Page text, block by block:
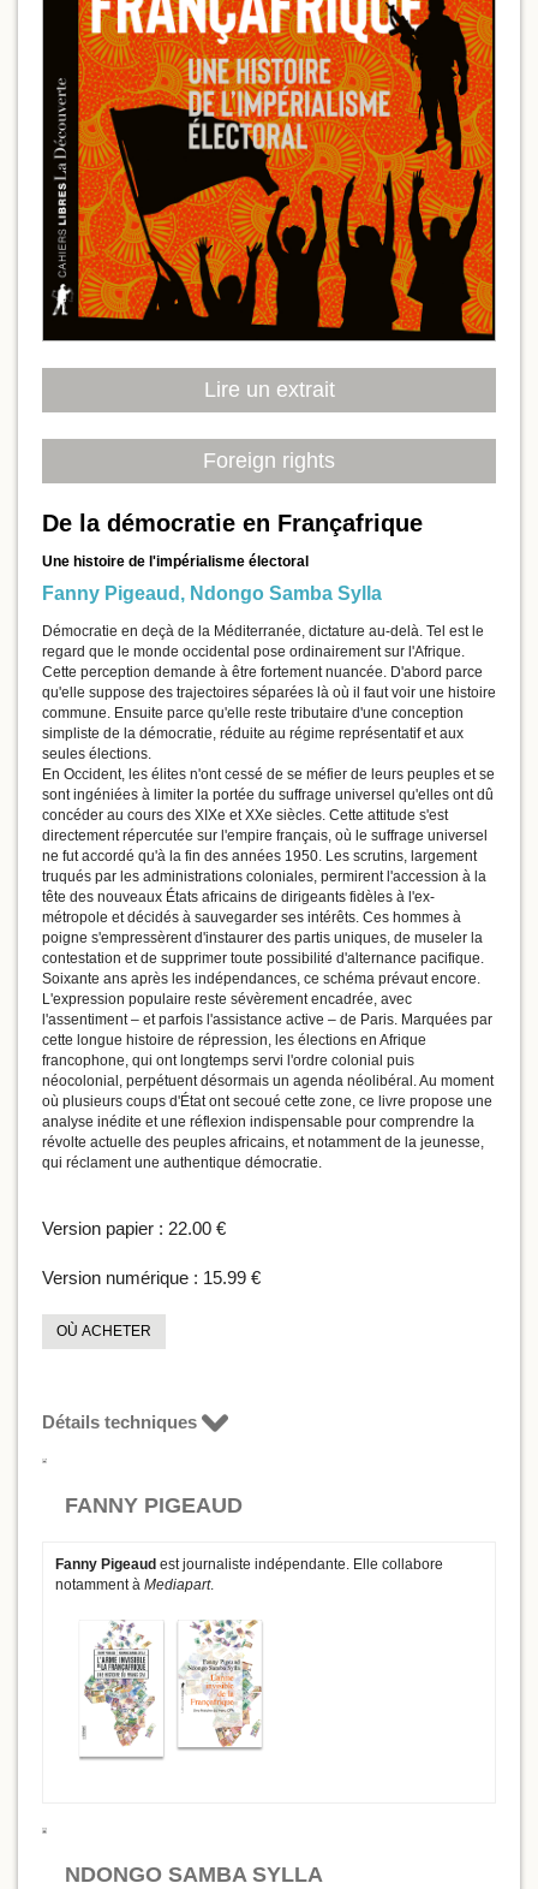
Lire un extrait
Foreign rights
De la démocratie en Françafrique
Une histoire de l'impérialisme électoral
Fanny Pigeaud , Ndongo Samba Sylla
Démocratie en deçà de la Méditerranée, dictature au-delà. Tel est le
regard que le monde occidental pose ordinairement sur l'Afrique.
Cette perception demande à être fortement nuancée. D'abord parce
qu'elle suppose des trajectoires séparées là où il faut voir une histoire
commune. Ensuite parce qu'elle reste tributaire d'une conception
simpliste de la démocratie, réduite au régime représentatif et aux
seules élections.
En Occident, les élites n'ont cessé de se méfier de leurs peuples et se
sont ingéniées à limiter la portée du suffrage universel qu'elles ont dû
concéder au cours des XIXe et XXe siècles. Cette attitude s'est
directement répercutée sur l'empire français, où le suffrage universel
ne fut accordé qu'à la fin des années 1950. Les scrutins, largement
truqués par les administrations coloniales, permirent l'accession à la
tête des nouveaux États africains de dirigeants fidèles à l'ex-
métropole et décidés à sauvegarder ses intérêts. Ces hommes à
poigne s'empressèrent d'instaurer des partis uniques, de museler la
contestation et de supprimer toute possibilité d'alternance pacifique.
Soixante ans après les indépendances, ce schéma prévaut encore.
L'expression populaire reste sévèrement encadrée, avec
l'assentiment – et parfois l'assistance active – de Paris. Marquées par
cette longue histoire de répression, les élections en Afrique
francophone, qui ont longtemps servi l'ordre colonial puis
néocolonial, perpétuent désormais un agenda néolibéral. Au moment
où plusieurs coups d'État ont secoué cette zone, ce livre propose une
analyse inédite et une réflexion indispensable pour comprendre la
révolte actuelle des peuples africains, et notamment de la jeunesse,
qui réclament une authentique démocratie.
Version papier : 22.00 €
Version numérique : 15.99 €
OÙ ACHETER
Détails techniques
FANNY PIGEAUD
Fanny Pigeaud est journaliste indépendante. Elle collabore
notamment à Mediapart.
NDONGO SAMBA SYLLA